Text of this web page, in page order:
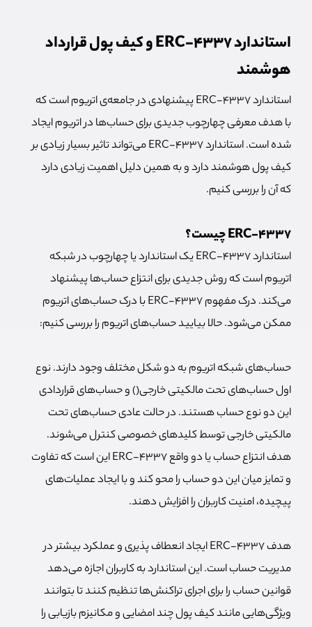
استاندارد ERC-4337 و کیف پول قرارداد
هوشمند
استاندارد ERC-4337 پیشنهادی در جامعه‌ی اتریوم است که
با هدف معرفی چهارچوب جدیدی برای حساب‌ها در اتریوم ایجاد
شده است. استاندارد ERC-4337 می‌تواند تاثیر بسیار زیادی بر
کیف پول هوشمند دارد و به همین دلیل اهمیت زیادی دارد
که آن را بررسی کنیم.
ERC-4337 چیست؟
استاندارد ERC-4337 یک استاندارد یا چهارچوب در شبکه
اتریوم است که روش جدیدی برای انتزاع حساب‌ها پیشنهاد
می‌کند. درک مفهوم ERC-4337 با درک حساب‌های اتریوم
ممکن می‌شود. حالا بیایید حساب‌های اتریوم را بررسی کنیم:
حساب‌های شبکه اتریوم به دو شکل مختلف وجود دارند. نوع
اول حساب‌های تحت مالکیتی خارجی() و حساب‌های قراردادی
این دو نوع حساب هستند. در حالت عادی حساب‌های تحت
مالکیتی خارجی توسط کلیدهای خصوصی کنترل می‌شوند.
هدف انتزاع حساب یا دو واقع ERC-4337 این است که تفاوت
و تمایز میان این دو حساب را محو کند و با ایجاد عملیات‌های
پیچیده، امنیت کاربران را افزایش دهند.
هدف ERC-4337 ایجاد انعطاف پذیری و عملکرد بیشتر در
مدیریت حساب است. این استاندارد به کاربران اجازه می‌دهد
قوانین حساب را برای اجرای تراکنش‌ها تنظیم کنند تا بتوانند
ویژگی‌هایی مانند کیف پول چند امضایی و مکانیزم بازیابی را